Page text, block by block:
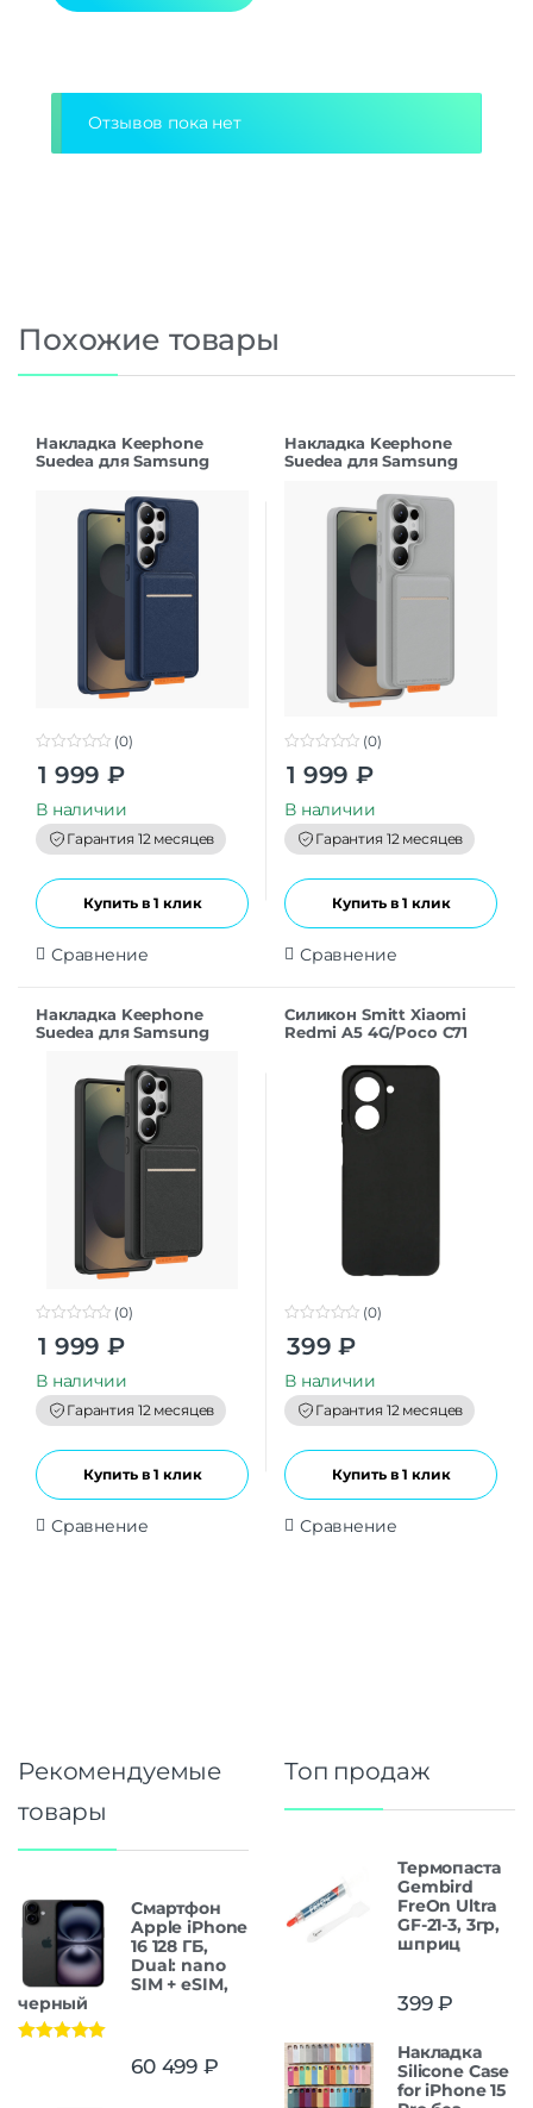
Отзывов пока нет
Похожие товары
Накладка Keephone
Suedea для Samsung
t
o
f
5
(0)
1 999 ₽
В наличии
Гарантия 12 месяцев
Купить в 1 клик
Сравнение
Накладка Keephone
Suedea для Samsung
t
o
f
5
(0)
1 999 ₽
В наличии
Гарантия 12 месяцев
Купить в 1 клик
Сравнение
Накладка Keephone
Suedea для Samsung
t
o
f
5
(0)
1 999 ₽
В наличии
Гарантия 12 месяцев
Купить в 1 клик
Сравнение
Силикон Smitt Xiaomi
Redmi A5 4G/Poco C71
o
t
o
f
5
(0)
399 ₽
В наличии
Гарантия 12 месяцев
Купить в 1 клик
Сравнение
Рекомендуемые
товары
Смартфон
Apple iPhone
16 128 ГБ,
Dual: nano
SIM + eSIM,
черный
60 499 ₽
Топ продаж
Термопаста
Gembird
FreOn Ultra
GF-21-3, 3гр,
шприц
399₽
Накладка
Silicone Case
for iPhone 15